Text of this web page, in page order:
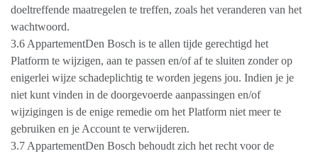
doeltreffende maatregelen te treffen, zoals het veranderen van het
wachtwoord.
3.6 AppartementDen Bosch is te allen tijde gerechtigd het
Platform te wijzigen, aan te passen en/of af te sluiten zonder op
enigerlei wijze schadeplichtig te worden jegens jou. Indien je je
niet kunt vinden in de doorgevoerde aanpassingen en/of
wijzigingen is de enige remedie om het Platform niet meer te
gebruiken en je Account te verwijderen.
3.7 AppartementDen Bosch behoudt zich het recht voor de